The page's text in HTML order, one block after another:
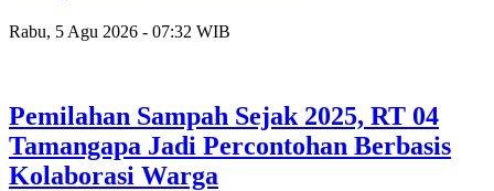
Rabu, 5 Agu 2026 - 07:32 WIB
Pemilahan Sampah Sejak 2025, RT 04
Tamangapa Jadi Percontohan Berbasis
Kolaborasi Warga